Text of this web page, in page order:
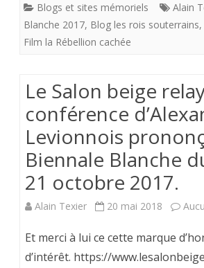
souterrains
aux
“Fontevristes”,
“la
Rebellion
cachée”
le
film
déjà
Blogs et sites mémoriels Alain
Blanche 2017, Blog les rois souterrains,
Film la Rébellion cachée
Le Salon beige
conférence
Levionnois
Biennale Blanche
21 octobre 2017.
Alain Texier 20 mai 2018
Et merci à lui ce cette marque
d’intérêt. https://